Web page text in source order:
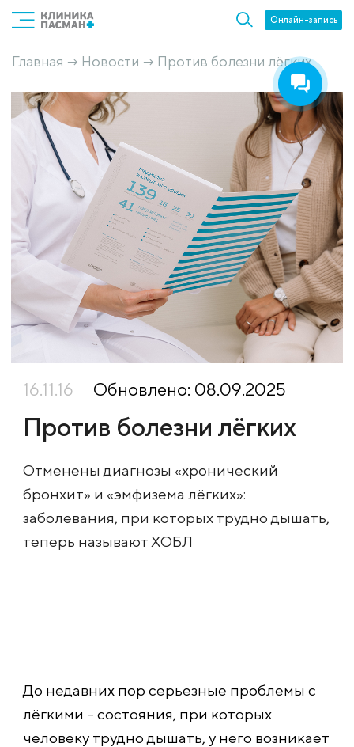
Онлайн-запись
Главная → Новости → Против болезни лёгких
16.11.16 Обновлено: 08.09.2025
Против болезни лёгких
Отменены диагнозы «хронический
бронхит» и «эмфизема лёгких»:
заболевания, при которых трудно дышать,
теперь называют ХОБЛ
До недавних пор серьезные проблемы с
лёгкими – состояния, при которых
человеку трудно дышать, у него возникает